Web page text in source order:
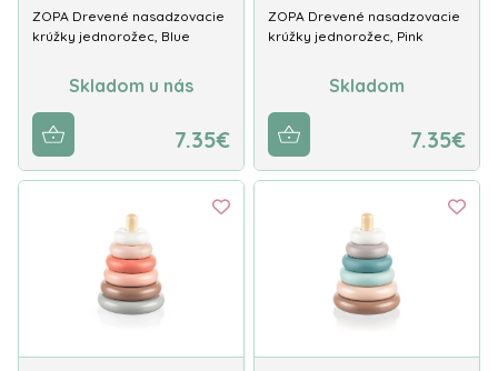
ZOPA Drevené nasadzovacie
krúžky jednorožec, Blue
Skladom u nás
7.35€
ZOPA Drevené nasadzovacie
krúžky jednorožec, Pink
Skladom
7.35€